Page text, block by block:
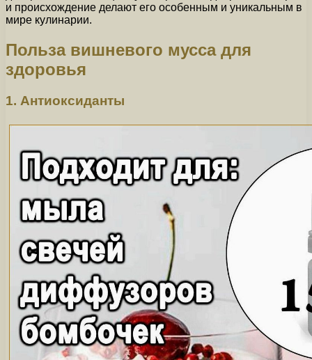
и происхождение делают его особенным и уникальным в
мире кулинарии.
Польза вишневого мусса для
здоровья
1. Антиоксиданты